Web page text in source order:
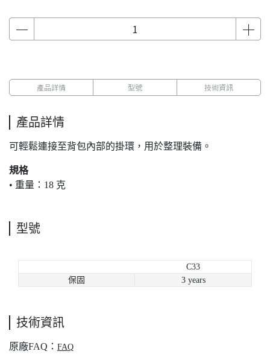
產品詳情 型號 技術資訊
產品詳情
可輕鬆連接至背包內部的掛環，用於整理裝備。
規格
• 重量：18 克
型號
C33
保固
3 years
技術資訊
原廠FAQ： FAQ